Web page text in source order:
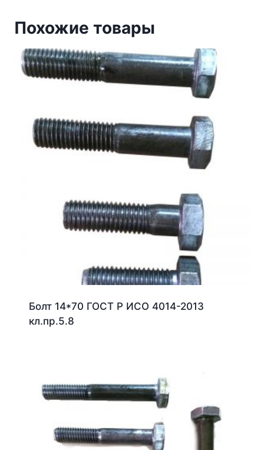
Похожие товары
Болт 14*70 ГОСТ Р ИСО 4014-2013
кл.пр.5.8